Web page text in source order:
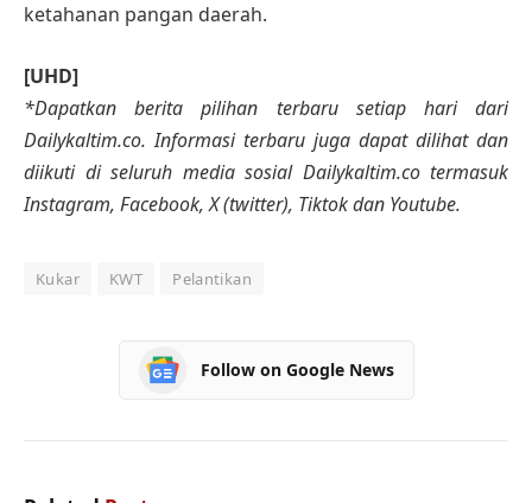
ketahanan pangan daerah.
[UHD]
*Dapatkan berita pilihan terbaru setiap hari dari
Dailykaltim.co. Informasi terbaru juga dapat dilihat dan
diikuti di seluruh media sosial Dailykaltim.co termasuk
Instagram, Facebook, X (twitter), Tiktok dan Youtube.
Kukar KWT Pelantikan
Follow on Google News